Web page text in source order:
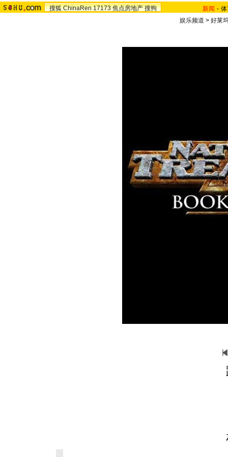
搜狐 ChinaRen 17173 焦点房地产 搜狗 新闻 -
娱乐频道 > 好莱